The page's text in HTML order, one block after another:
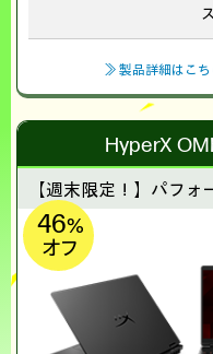
≫ 製品詳細はこち
HyperX
【週末限定！】 パフォ
46%
オフ